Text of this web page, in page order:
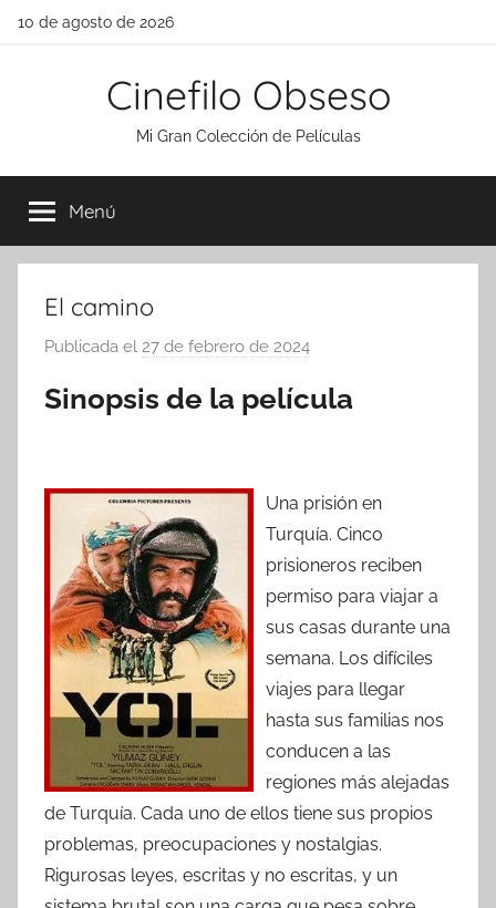
Saltar
10 de agosto de 2026
Cinefilo Obseso
Mi Gran Colección de Películas
Menú
El camino
Publicada el 27 de febrero de 2024
r
Sinopsis de la película
Una prisión en
Turquía. Cinco
prisioneros reciben
permiso para viajar a
sus casas durante una
semana. Los difíciles
viajes para llegar
hasta sus familias nos
conducen a las
regiones más alejadas
de Turquía. Cada uno de ellos tiene sus propios
problemas, preocupaciones y nostalgias.
Rigurosas leyes, escritas y no escritas, y un